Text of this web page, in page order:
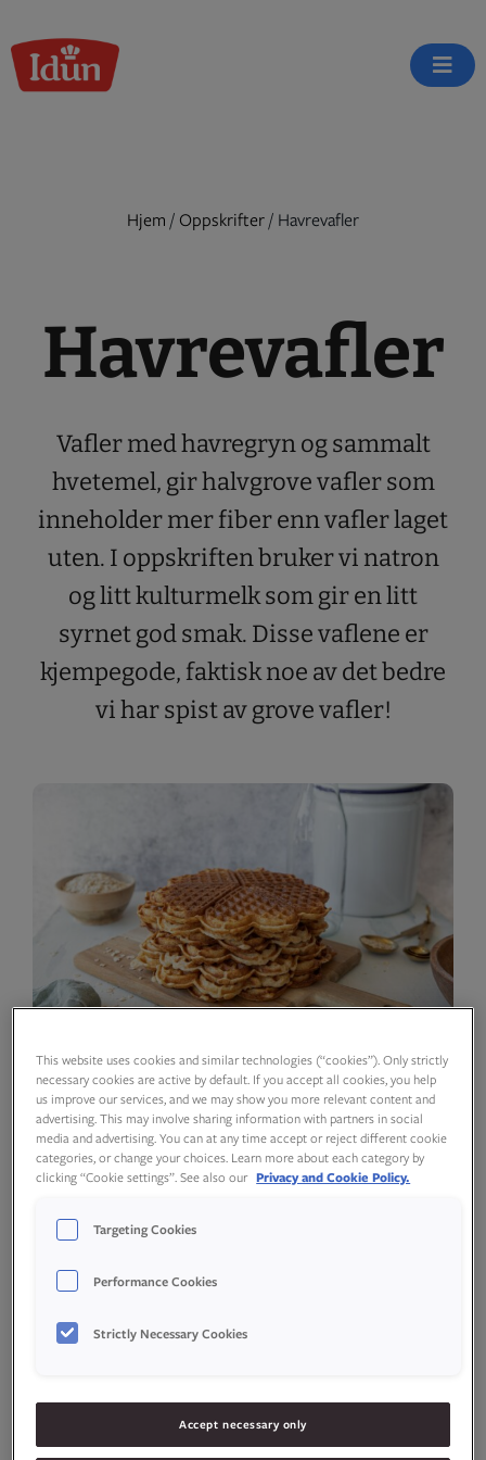
to
content
Hjem / Oppskrifter/ Havrevafler
Havrevafler
Vafler med havregryn og sammalt
hvetemel, gir halvgrove vafler som
inneholder mer fiber enn vafler laget
uten. I oppskriften bruker vi natron
og litt kulturmelk som gir en litt
syrnet god smak. Disse vaflene er
kjempegode, faktisk noe av det bedre
vi har spist av grove vafler!
porsjoner
– +
Vaffelrøre
This website uses cookies and similar technologies (“cookies”). Only strictly
necessary cookies are active by default. If you accept all cookies, you help
us improve our services, and we may show you more relevant content and
advertising. This may involve sharing information with partners in social
media and advertising. You can at any time accept or reject different cookie
categories, or change your choices. Learn more about each category by
clicking “Cookie settings”. See also our Privacy and Cookie Policy.
Targeting Cookies
Performance Cookies
Strictly Necessary Cookies
Accept necessary only